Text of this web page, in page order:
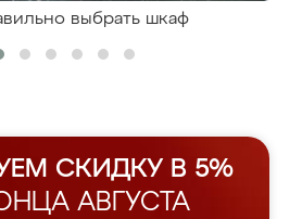
выбрать шкаф
СКИДКУ В 5%
АВГУСТА